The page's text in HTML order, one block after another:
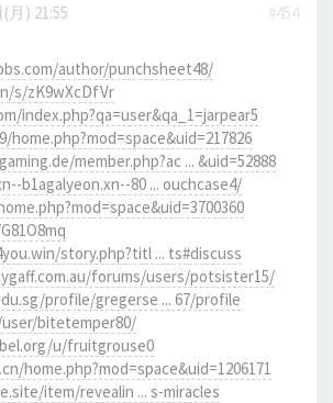
月) 21:55
#454
author/punchsheet48/
s/zK9wXcDfVr
index.php?qa=user&qa_1=jarpear5
home.php?mod=space&uid=217826
member.php?ac ... &uid=52888
b1agalyeon.xn--80 ... ouchcase4/
story.php?titl ... ts#discuss
forums/users/potsister15/
profile/gregerse ... 67/profile
bitetemper80/
u/fruitgrouse0
home.php?mod=space&uid=1206171
item/revealin ... s-miracles